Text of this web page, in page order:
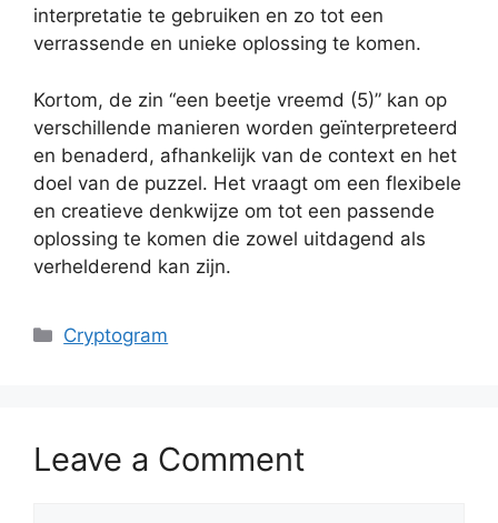
interpretatie te gebruiken en zo tot een
verrassende en unieke oplossing te komen.
Kortom, de zin “een beetje vreemd (5)” kan op
verschillende manieren worden geïnterpreteerd
en benaderd, afhankelijk van de context en het
doel van de puzzel. Het vraagt om een flexibele
en creatieve denkwijze om tot een passende
oplossing te komen die zowel uitdagend als
verhelderend kan zijn.
Categories
Cryptogram
Leave a Comment